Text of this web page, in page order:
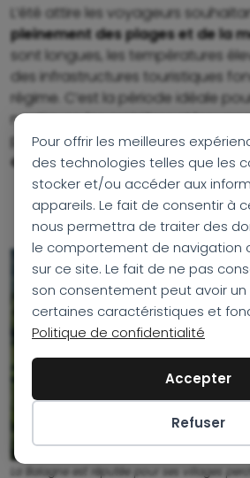
Pour offrir les meilleures
des technologies telles que les
stocker et/ou accéder aux
appareils. Le fait de consentir à
nous permettra de traiter des
le comportement de navigation
sur ce site. Le fait de ne pas
son consentement peut avoir
certaines caractéristiques et
Politique de confidentialité
Accepter
Refuser
Préférences des cookies
L’été attire les voyageurs
pleinement des plages et de la
sont longues, les températures
des infrastructures touristiques
régime. C’est la période idéale
nautiques, les croisières et les
paysages méditerranéens
dimension sous le soleil corse.
La Balagne est réputée pour ses villages